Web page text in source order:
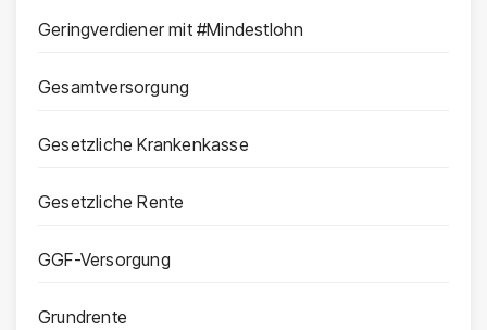
Geringverdiener mit #Mindestlohn
Gesamtversorgung
Gesetzliche Krankenkasse
Gesetzliche Rente
GGF-Versorgung
Grundrente